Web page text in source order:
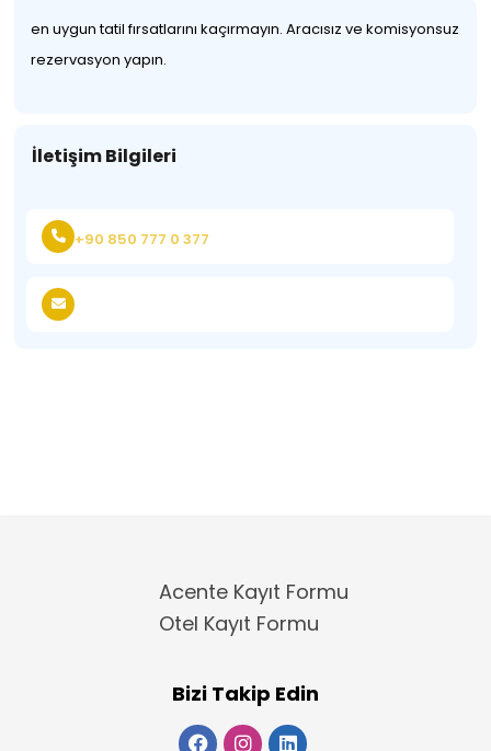
en uygun tatil fırsatlarını kaçırmayın. Aracısız ve komisyonsuz
rezervasyon yapın.
İletişim Bilgileri
+90 850 777 0 377
Acente Kayıt Formu
Otel Kayıt Formu
Bizi Takip Edin